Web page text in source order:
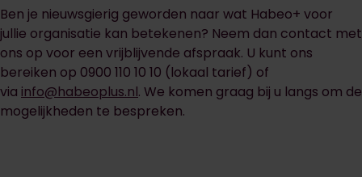
Ben je nieuwsgierig geworden naar wat Habeo+ voor
jullie organisatie kan betekenen? Neem dan contact met
ons op voor een vrijblijvende afspraak. U kunt ons
bereiken op 0900 110 10 10 (lokaal tarief) of
via info@habeoplus.nl. We komen graag bij u langs om de
mogelijkheden te bespreken.